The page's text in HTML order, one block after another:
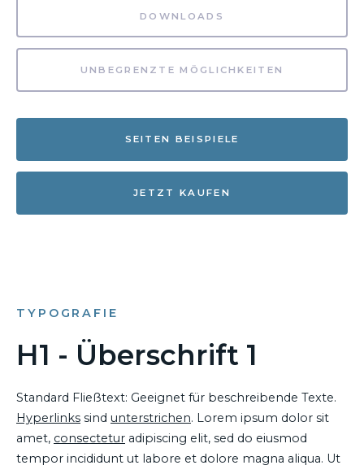
DOWNLOADS
UNBEGRENZTE MÖGLICHKEITEN
SEITEN BEISPIELE
JETZT KAUFEN
TYPOGRAFIE
H1 - Überschrift 1
Standard Fließtext: Geeignet für beschreibende Texte.
Hyperlinks sind unterstrichen. Lorem ipsum dolor sit
amet, consectetur adipiscing elit, sed do eiusmod
tempor incididunt ut labore et dolore magna aliqua. Ut